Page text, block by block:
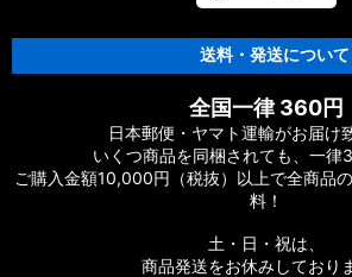
送料・発送について
全国一律 360円
日本郵便・ヤマト運輸がお届け
いくつ商品を同梱されても、一律
ご購入金額10,000円（税抜）以上で全商品
料！
土・日・祝は、
商品発送をお休みしており